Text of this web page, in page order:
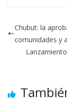
Chubut: la
comunidades y